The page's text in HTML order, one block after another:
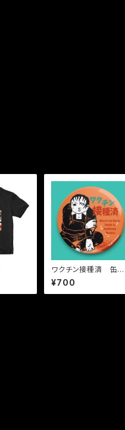
ワクチン接種済 缶バ
ッジ（第二弾 秋冬モデ
ル）
¥700